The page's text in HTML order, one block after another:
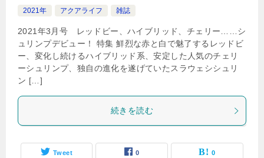
2021年 アクアライフ 雑誌
2021年3月号 レッドビー、ハイブリッド、チェリー……シ
ュリンプデビュー！ 特集 鮮烈な赤と白で魅了するレッドビ
ー、変化し続けるハイブリッド系、安定した人気のチェリ
ーシュリンプ、独自の進化を遂げていたスラウェシシュリ
ン […]
続きを読む
Tweet 0 0